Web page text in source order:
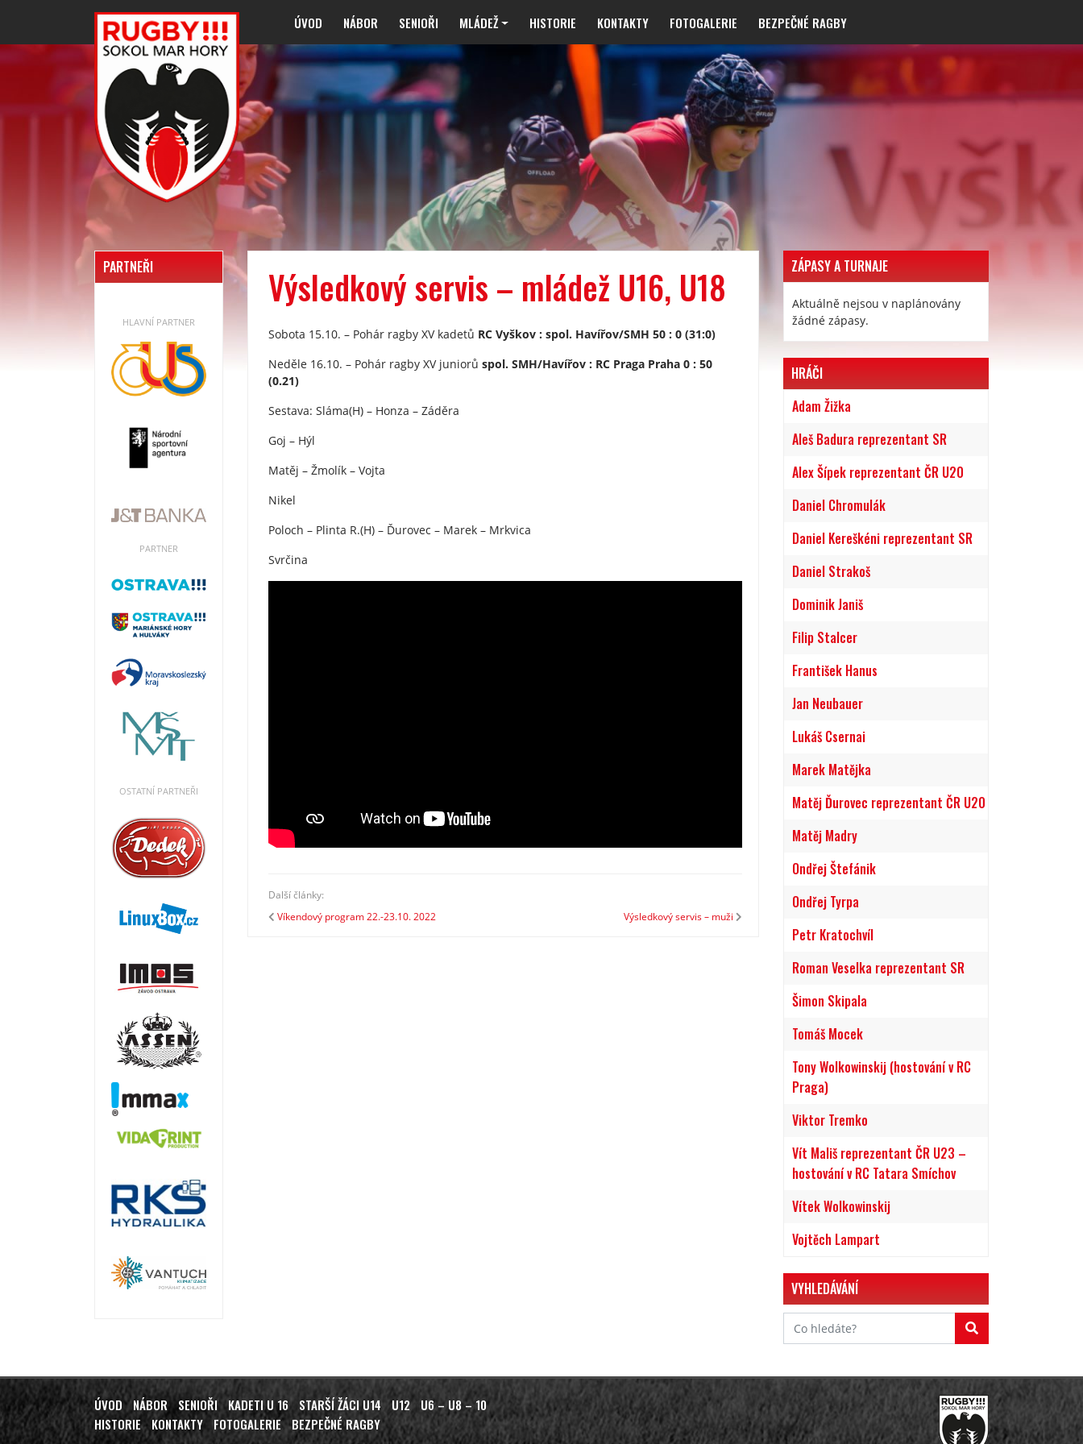
ÚVOD NÁBOR SENIOŘI MLÁDEŽ HISTORIE KONTAKTY FOTOGALERIE BEZPEČNÉ RAGBY
PARTNEŘI
HLAVNÍ PARTNER
PARTNER
OSTATNÍ PARTNEŘI
Výsledkový servis – mládež U16, U18
Sobota 15.10. – Pohár ragby XV kadetů RC Vyškov : spol. Havířov/SMH 50 : 0 (31:0)
Neděle 16.10. – Pohár ragby XV juniorů spol. SMH/Havířov : RC Praga Praha 0 : 50
(0.21)
Sestava: Sláma(H) – Honza – Záděra
Goj – Hýl
Matěj – Žmolík – Vojta
Nikel
Poloch – Plinta R.(H) – Ďurovec – Marek – Mrkvica
Svrčina
Další články:
Víkendový program 22.-23.10. 2022
Výsledkový servis – muži
ZÁPASY A TURNAJE
Aktuálně nejsou v naplánovány
žádné zápasy.
HRÁČI
Adam Žižka
Aleš Badura reprezentant SR
Alex Šípek reprezentant ČR U20
Daniel Chromulák
Daniel Kereškéni reprezentant SR
Daniel Strakoš
Dominik Janiš
Filip Stalcer
František Hanus
Jan Neubauer
Lukáš Csernai
Marek Matějka
Matěj Ďurovec reprezentant ČR U20
Matěj Madry
Ondřej Štefánik
Ondřej Tyrpa
Petr Kratochvíl
Roman Veselka reprezentant SR
Šimon Skipala
Tomáš Mocek
Tony Wolkowinskij (hostování v RC
Praga)
Viktor Tremko
Vít Mališ reprezentant ČR U23 –
hostování v RC Tatara Smíchov
Vítek Wolkowinskij
Vojtěch Lampart
VYHLEDÁVÁNÍ
ÚVOD NÁBOR SENIOŘI KADETI U 16 STARŠÍ ŽÁCI U14 U12
U6 – U8 – 10
HISTORIE
KONTAKTY FOTOGALERIE BEZPEČNÉ RAGBY